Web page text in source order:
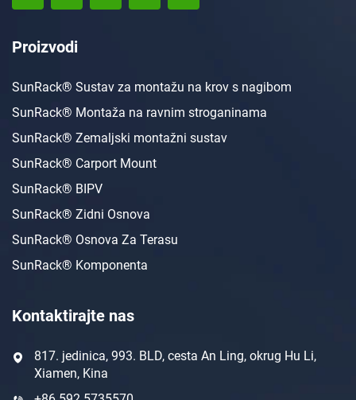
Proizvodi
SunRack® Sustav za montažu na krov s nagibom
SunRack® Montaža na ravnim stroganinama
SunRack® Zemaljski montažni sustav
SunRack® Carport Mount
SunRack® BIPV
SunRack® Zidni Osnova
SunRack® Osnova Za Terasu
SunRack® Komponenta
Kontaktirajte nas
817. jedinica, 993. BLD, cesta An Ling, okrug Hu Li,
Xiamen, Kina